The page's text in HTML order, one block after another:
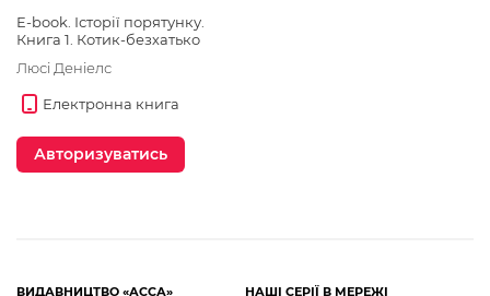
E-book. Історії порятунку.
Книга 1. Котик-безхатько
Люсі Деніелс
Електронна книга
Авторизуватись
ВИДАВНИЦТВО «АССА» НАШІ СЕРІЇ В МЕРЕЖІ